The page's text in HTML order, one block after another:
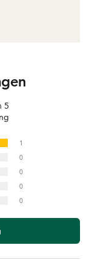
5
1
0
0
0
0